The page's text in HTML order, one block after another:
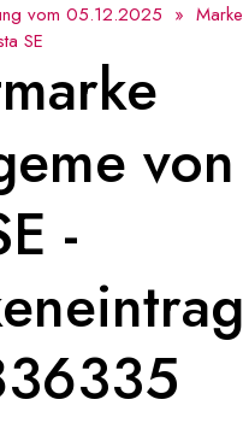
vom 05.12.2025 » Marke
SE
von
-